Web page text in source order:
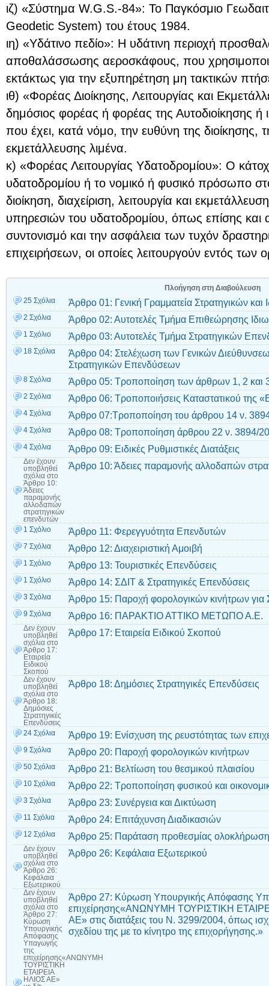
ιζ) «Σύστημα W.G.S.-84»: Το Παγκόσμιο
Geodetic System) του έτους 1984.
ιη) «Υδάτινο πεδίο»: Η υδάτινη περιοχή
αποθαλάσσωσης αεροσκάφους, που
εκτάκτως για την εξυπηρέτηση μη τακτικών
ιθ) «Φορέας Διοίκησης, Λειτουργίας και
δημόσιος φορέας ή φορέας της Αυτοδιοίκησης ή
που έχει, κατά νόμο, την ευθύνη της διοίκησης,
εκμετάλλευσης λιμένα.
κ) «Φορέας Λειτουργίας Υδατοδρομίου»: Ο
υδατοδρομίου ή το νομικό ή φυσικό πρόσωπο
διοίκηση, διαχείριση, λειτουργία και
υπηρεσιών του υδατοδρομίου, όπως επίσης και
συντονισμό και την ασφάλεια των τυχόν
επιχειρήσεων, οι οποίες λειτουργούν εντός των
Πλοήγηση στη Διαβούλευση
25 Σχόλια
Άρθρο 01: Γενική Γραμματεία Στρατηγικών
2 Σχόλια Άρθρο 02: Αυτοτελές Τμήμα Επιθεώρησης
1 Σχόλιο Άρθρο 03: Αυτοτελές Τμήμα Στρατηγικών
18 Σχόλια
Άρθρο 04: Στελέχωση των Γενικών
Στρατηγικών Επενδύσεων
8 Σχόλια Άρθρο 05: Τροποποίηση των άρθρων 1, 2 και
2 Σχόλια Άρθρο 06: Τροποποιήσεις Καταστατικού της
4 Σχόλια Άρθρο 07:Τροποποίηση του άρθρου 14 ν.
4 Σχόλια Άρθρο 08: Τροποποίηση άρθρου 22 ν. 3894/
4 Σχόλια Άρθρο 09: Ειδικές Ρυθμιστικές Διατάξεις
Δεν έχουν
υποβληθεί
σχόλια στο
Άρθρο 10:
Άδειες
παραμονής
αλλοδαπών
στρατηγικών
επενδυτών
Άρθρο 10: Άδειες παραμονής αλλοδαπών
1 Σχόλιο Άρθρο 11: Φερεγγυότητα Επενδυτών
7 Σχόλια Άρθρο 12: Διαχειριστική Αμοιβή
1 Σχόλιο Άρθρο 13: Τουριστικές Επενδύσεις
1 Σχόλιο Άρθρο 14: ΣΔΙΤ & Στρατηγικές Επενδύσεις
3 Σχόλια Άρθρο 15: Παροχή φορολογικών κινήτρων για
9 Σχόλια Άρθρο 16: ΠΑΡΑΚΤΙΟ ΑΤΤΙΚΟ ΜΕΤΩΠΟ Α.Ε.
Δεν έχουν
υποβληθεί
σχόλια στο
Άρθρο 17:
Εταιρεία
Ειδικού
Σκοπού
Άρθρο 17: Εταιρεία Ειδικού Σκοπού
Δεν έχουν
υποβληθεί
σχόλια στο
Άρθρο 18:
Δημόσιες
Στρατηγικές
Επενδύσεις
Άρθρο 18: Δημόσιες Στρατηγικές Επενδύσεις
24 Σχόλια Άρθρο 19: Ενίσχυση της ρευστότητας των
9 Σχόλια Άρθρο 20: Παροχή φορολογικών κινήτρων
50 Σχόλια Άρθρο 21: Βελτίωση του θεσμικού πλαισίου
10 Σχόλια Άρθρο 22: Τροποποίηση φυσικού και
3 Σχόλια Άρθρο 23: Συνέργεια και Δικτύωση
11 Σχόλια Άρθρο 24: Επιτάχυνση Διαδικασιών
12 Σχόλια Άρθρο 25: Παράταση προθεσμίας
Δεν έχουν
υποβληθεί
σχόλια στο
Άρθρο 26:
Κεφάλαια
Εξωτερικού
Άρθρο 26: Κεφάλαια Εξωτερικού
Δεν έχουν
υποβληθεί
σχόλια στο
Άρθρο 27:
Κύρωση
Υπουργικής
Απόφασης
Υπαγωγής
της
επιχείρησης«ΑΝΩΝΥΜΗ
ΤΟΥΡΙΣΤΙΚΗ
ΕΤΑΙΡΕΙΑ
ΗΛΙΟΣ ΑΕ»
Άρθρο 27: Κύρωση Υπουργικής Απόφασης
επιχείρησης«ΑΝΩΝΥΜΗ ΤΟΥΡΙΣΤΙΚΗ
ΑΕ» στις διατάξεις του Ν. 3299/2004, όπως
σχεδίου της με το κίνητρο της επιχορήγησης.»